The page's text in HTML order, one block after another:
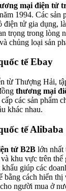
mại điện tử
1994. Các sản
điện tử gia dụng,
trọng trong lòng
chủng loại sản
tế Ebay
từ Thượng Hải,
thương mại
các sản phẩm
khác nhau.
tế Alibaba
tử B2B lớn nhất
khu vực trên thế
giúp các
cách hiển thị
người mua ở